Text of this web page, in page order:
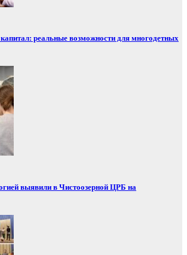
реальные возможности для многодетных
выявили в Чистоозерной ЦРБ на